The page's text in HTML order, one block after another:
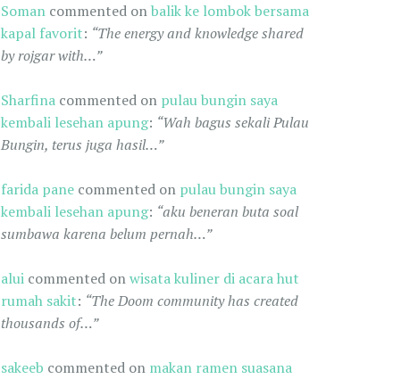
Somancommented onbalik ke lombok bersama
kapal favorit: “The energy and knowledge shared
by rojgar with…”
Sharfinacommented on pulau bungin saya
kembali lesehan apung: “Wah bagus sekali Pulau
Bungin, terus juga hasil…”
farida panecommented on pulau bungin saya
kembali lesehan apung: “aku beneran buta soal
sumbawa karena belum pernah…”
aluicommented onwisata kuliner di acara hut
rumah sakit: “The Doom community has created
thousands of…”
sakeeb commented on makan ramen suasana